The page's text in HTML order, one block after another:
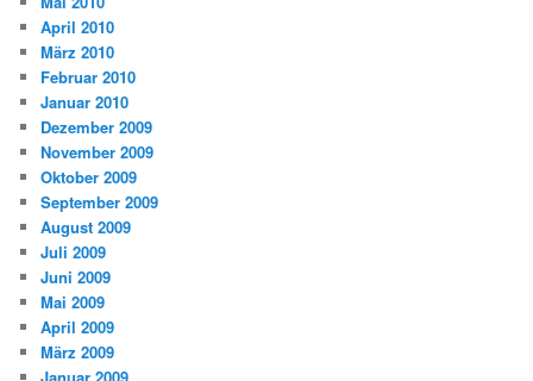
April 2010
März 2010
Februar 2010
Januar 2010
Dezember 2009
November 2009
Oktober 2009
September 2009
August 2009
Juli 2009
Juni 2009
Mai 2009
April 2009
März 2009